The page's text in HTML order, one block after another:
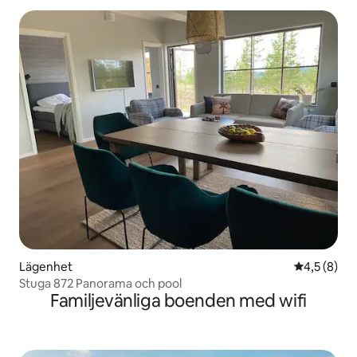
Lägenhet 4,5 av 5 i
4,5 (8)
Stuga 872 Panorama och pool
Familjevänliga boenden med wifi